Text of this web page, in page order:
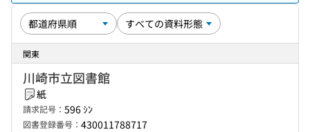
関東
川崎市立図書館
紙
請求記号： 596 ｼﾝ
図書登録番号： 430011788717